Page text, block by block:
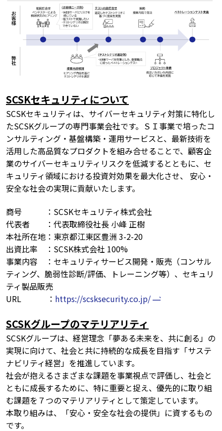
SCSKセキュリティについて
SCSKセキュリティは、サイバーセキュリティ対策に特化し
たSCSKグループの専門事業会社です。ＳＩ事業で培ったコ
ンサルティング・基盤構築・運用サービスと、最新技術を
活用した高品質なプロダクトを組み合せることで、顧客企
業のサイバーセキュリティリスクを低減するとともに、セ
キュリティ領域における投資対効果を最大化させ、 安心・
安全な社会の実現に貢献いたします。
商号 ：SCSKセキュリティ株式会社
代表者 ：代表取締役社長 小峰 正樹
本社所在地：東京都江東区豊洲 3-2-20
出資比率 ：SCSK株式会社 100%
事業内容 ：セキュリティサービス開発・販売（コンサル
ティング、脆弱性診断/評価、トレーニング等）、セキュリ
ティ製品販売
URL ： https://scsksecurity.co.jp/
SCSKグループのマテリアリティ
SCSKグループは、経営理念「夢ある未来を、共に創る」の
実現に向けて、社会と共に持続的な成長を目指す「サステ
ナビリティ経営」を推進しています。
社会が抱えるさまざまな課題を事業視点で評価し、社会と
ともに成長するために、特に重要と捉え、優先的に取り組
む課題を７つのマテリアリティとして策定しています。
本取り組みは、「安心・安全な社会の提供」に資するもの
です。